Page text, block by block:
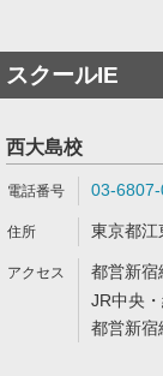
スクールIE
西大島校
03-
東京都江
都営新宿
JR中央
都営新宿